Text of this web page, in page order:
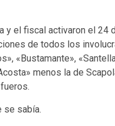
y el fiscal activaron el 24
de todos los
«Bustamante»,
menos la de
se sabía.